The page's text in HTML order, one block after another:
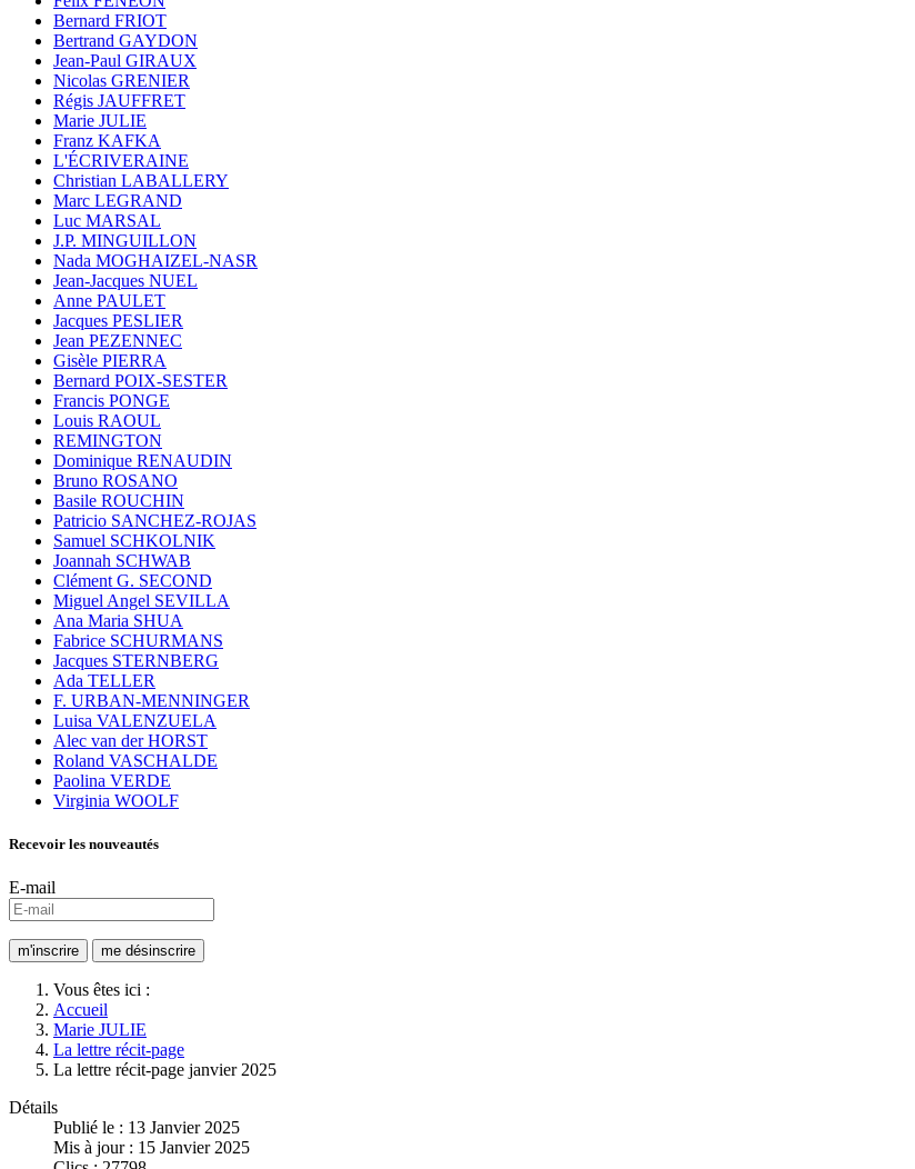
Bernard FRIOT
Bertrand GAYDON
Jean-Paul GIRAUX
Nicolas GRENIER
Régis JAUFFRET
Marie JULIE
Franz KAFKA
L'ÉCRIVERAINE
Christian LABALLERY
Marc LEGRAND
Luc MARSAL
J.P. MINGUILLON
Nada MOGHAIZEL-NASR
Jean-Jacques NUEL
Anne PAULET
Jacques PESLIER
Jean PEZENNEC
Gisèle PIERRA
Bernard POIX-SESTER
Francis PONGE
Louis RAOUL
REMINGTON
Dominique RENAUDIN
Bruno ROSANO
Basile ROUCHIN
Patricio SANCHEZ-ROJAS
Samuel SCHKOLNIK
Joannah SCHWAB
Clément G. SECOND
Miguel Angel SEVILLA
Ana Maria SHUA
Fabrice SCHURMANS
Jacques STERNBERG
Ada TELLER
F. URBAN-MENNINGER
Luisa VALENZUELA
Alec van der HORST
Roland VASCHALDE
Paolina VERDE
Virginia WOOLF
Recevoir les nouveautés
E-mail
Vous êtes ici :
Accueil
Marie JULIE
La lettre récit-page
La lettre récit-page janvier 2025
Détails
Publié le : 13 Janvier 2025
Mis à jour : 15 Janvier 2025